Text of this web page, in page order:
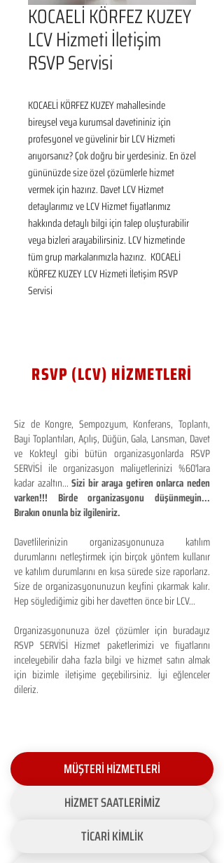
KOCAELİ KÖRFEZ KUZEY
LCV Hizmeti İletişim
RSVP Servisi
KOCAELİ KÖRFEZ KUZEY mahallesinde
bireysel veya kurumsal davetininiz için
profesyonel ve güvelinir bir LCV Hizmeti
arıyorsanız? Çok doğru bir yerdesiniz. En özel
gününüzde size özel çözümlerle hizmet
vermek için hazırız. Davet LCV Hizmet
detaylarımız ve LCV Hizmet fiyatlarımız
hakkında detaylı bilgi için talep oluşturabilir
veya bizleri arayabilirsiniz. LCV hizmetinde
tüm grup markalarımızla hazırız.  KOCAELİ
KÖRFEZ KUZEY LCV Hizmeti İletişim RSVP
Servisi
RSVP (LCV) HİZMETLERİ
Siz de Kongre, Sempozyum, Konferans, Toplantı,
Bayi Toplantıları, Açılış, Düğün, Gala, Lansman, Davet
ve Kokteyl gibi bütün organizasyonlarda RSVP
SERVİSİ ile organizasyon maliyetlerinizi %60'lara
kadar azaltın...Sizi bir araya getiren onlarca neden
varken!!! Birde organizasyonu düşünmeyin...
Bırakın onunla biz ilgileniriz.
Davetlilerinizin organizasyonunuza katılım
durumlarını netleştirmek için birçok yöntem kullanır
ve katılım durumlarını en kısa sürede size raporlarız.
Size de organizasyonunuzun keyfini çıkarmak kalır.
Hep söylediğimiz gibi her davetten önce bir LCV...
Organizasyonunuza özel çözümler için buradayız
RSVP SERVİSİ Hizmet paketlerimizi ve fiyatlarını
inceleyebilir daha fazla bilgi ve hizmet satın almak
için bizimle iletişime geçebilirsiniz. İyi eğlenceler
dileriz.
MÜŞTERİ HİZMETLERİ
HİZMET SAATLERİMİZ
TİCARİ KİMLİK